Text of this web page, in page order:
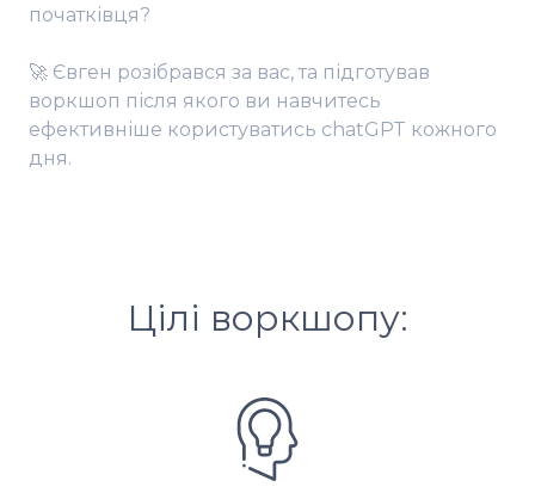
початківця?
🚀 Євген розібрався за вас, та підготував
воркшоп після якого ви навчитесь
ефективніше користуватись chatGPT кожного
дня.
Цілі воркшопу: